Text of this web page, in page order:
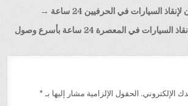
السيارات في الحرفيين 24 ساعة →
في المعصرة 24 ساعة بأسرع وصول
الإلكتروني. الحقول الإلزامية مشار إليها بـ *